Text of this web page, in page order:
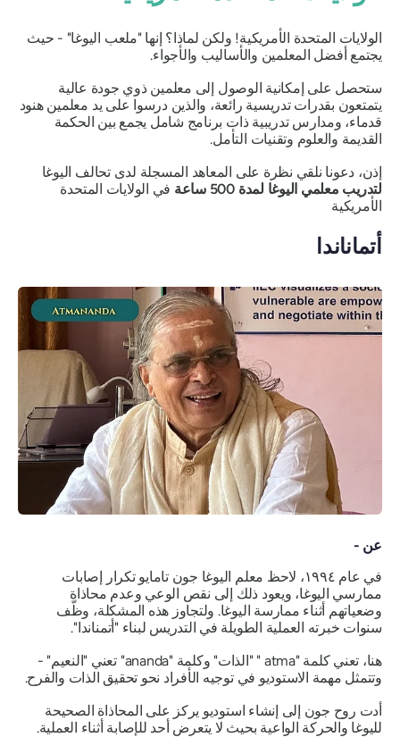
الولايات المتحدة الأمريكية! ولكن لماذا؟ إنها "ملعب اليوغا" - حيث
يجتمع أفضل المعلمين والأساليب والأجواء.
ستحصل على إمكانية الوصول إلى معلمين ذوي جودة عالية
يتمتعون بقدرات تدريسية رائعة، والذين درسوا على يد معلمين هنود
قدماء، ومدارس تدريبية ذات برنامج شامل يجمع بين الحكمة
القديمة والعلوم وتقنيات التأمل.
إذن، دعونا نلقي نظرة على المعاهد المسجلة لدى تحالف اليوغا
لتدريب معلمي اليوغا لمدة 500 ساعة
في الولايات المتحدة
الأمريكية
أتماناندا
عن -
في عام ١٩٩٤، لاحظ معلم اليوغا جون تامايو تكرار إصابات
ممارسي اليوغا، ويعود ذلك إلى نقص الوعي وعدم محاذاة
وضعياتهم أثناء ممارسة اليوغا. ولتجاوز هذه المشكلة، وظّف
سنوات خبرته العملية الطويلة في التدريس لبناء "أتمناندا".
هنا، تعني كلمة "atma
" "الذات"وكلمة "ananda" تعني "النعيم"-
وتتمثل مهمة الاستوديو في توجيه الأفراد نحو تحقيق الذات والفرح.
أدت روح جون إلى إنشاء استوديو يركز على المحاذاة الصحيحة
لليوغا والحركة الواعية بحيث لا يتعرض أحد للإصابة أثناء العملية.